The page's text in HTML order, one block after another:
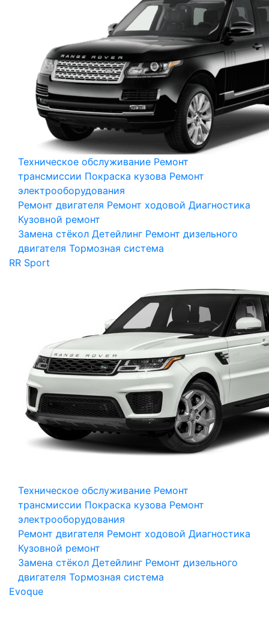
Техническое обслуживание Ремонт
трансмиссии Покраска кузова Ремонт
электрооборудования
Ремонт двигателя Ремонт ходовой Диагностика
Кузовной ремонт
Замена стёкол Детейлинг Ремонт дизельного
двигателя Тормозная система
RR Sport
Техническое обслуживание Ремонт
трансмиссии Покраска кузова Ремонт
электрооборудования
Ремонт двигателя Ремонт ходовой Диагностика
Кузовной ремонт
Замена стёкол Детейлинг Ремонт дизельного
двигателя Тормозная система
Evoque